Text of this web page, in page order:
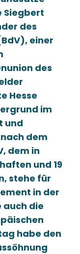
Siegbert
des
einer
des
Hesse
im
und
dem
dem in
und 19
stehe für
in der
auch die
habe den